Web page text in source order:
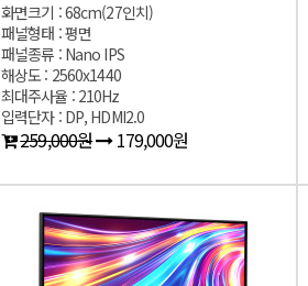
화면크기 : 68cm(27인치)
패널형태 : 평면
패널종류 : Nano IPS
해상도 : 2560x1440
최대주사율 : 210Hz
입력단자 : DP, HDMI2.0
259,000원 179,000원